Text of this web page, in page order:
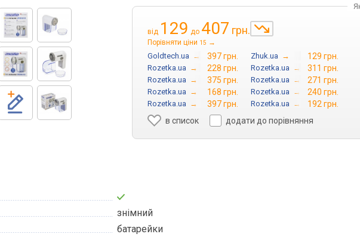
від 129 до 407 грн.
Порівняти ціни 15 →
Goldtech.ua → 397 грн. Zhuk.ua → 129 грн.
Rozetka.ua → 228 грн. Rozetka.ua → 311 грн.
Rozetka.ua → 375 грн. Rozetka.ua → 271 грн.
Rozetka.ua → 168 грн. Rozetka.ua → 240 грн.
Rozetka.ua → 397 грн. Rozetka.ua →
192 грн.
в список
додати до порівняння
знімний
батарейки